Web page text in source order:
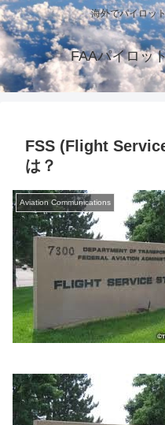
海外でパイロッ
FAAパイロッ
FSS (Flight
は？
Aviation Communications